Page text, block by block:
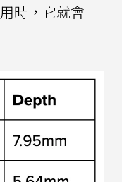
時，它就會